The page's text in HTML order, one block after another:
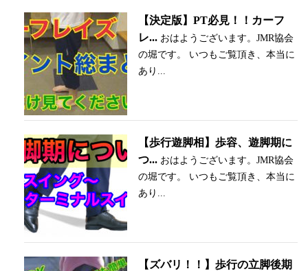
【決定版】PT必見！！カーフ
レ... おはようございます。JMR協会
の堀です。 いつもご覧頂き、本当に
あり...
【歩行遊脚相】歩容、遊脚期に
つ... おはようございます。JMR協会
の堀です。 いつもご覧頂き、本当に
あり...
【ズバリ！！】歩行の立脚後期